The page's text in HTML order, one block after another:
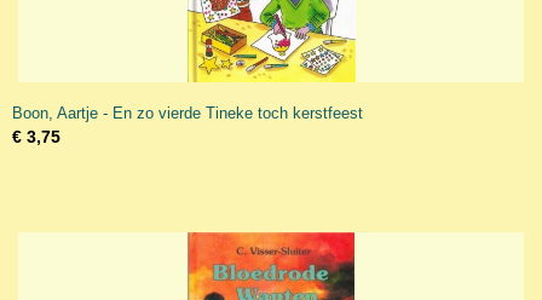
Boon, Aartje - En zo vierde Tineke toch kerstfeest
€ 3,75